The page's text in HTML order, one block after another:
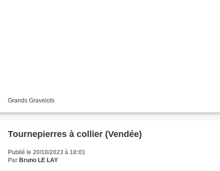
Grands Gravelots
Tournepierres à collier (Vendée)
Publié le 20/10/2023 à 18:01
Par Bruno LE LAY